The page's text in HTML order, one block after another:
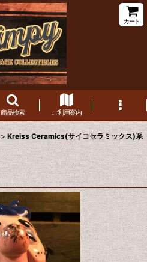
カート
商品検索 ご利用案内
> Kreiss Ceramics(サイコセラミックス)系